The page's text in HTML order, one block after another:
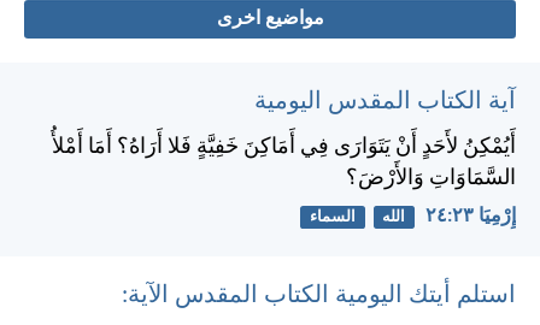
مواضيع اخرى
آية الكتاب المقدس اليومية
أَيُمْكِنُ لأَحَدٍ أَنْ يَتَوَارَى فِي أَمَاكِنَ خَفِيَّةٍ فَلا أَرَاهُ؟ أَمَا أَمْلأُ
السَّمَاوَاتِ وَالأَرْضَ؟
إِرْمِيَا ٢٣:‏٢٤ الله السماء
استلم أيتك اليومية الكتاب المقدس الآية: